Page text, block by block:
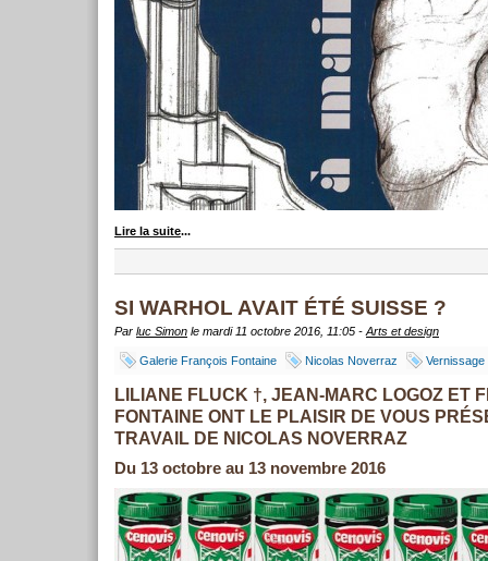
Lire la suite...
SI WARHOL AVAIT ÉTÉ SUISSE ?
Par luc Simon le mardi 11 octobre 2016, 11:05 - Arts et design
Galerie François Fontaine Nicolas Noverraz Vernissage
LILIANE FLUCK †, JEAN-MARC LOGOZ ET
FONTAINE ONT LE PLAISIR DE VOUS
TRAVAIL DE NICOLAS NOVERRAZ
Du 13 octobre au 13 novembre 2016